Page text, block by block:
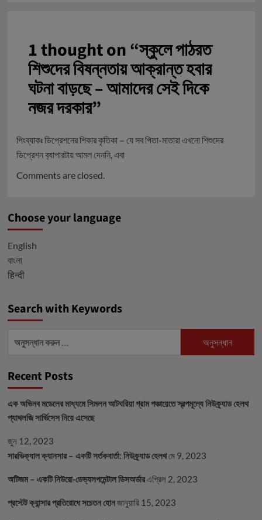
1 thought on “স্কুলে পাঠরত
শিশুদের বিষন্নতায় আক্রান্ত হবার
ঘটনা বাড়ছে – আমাদের সেই দিকে
নজর দরকার”
পিংব্যাকঃডিপ্রেশনের শিকার কৃতিকা – যে সব পিতা-মাতারা এখনো শিশুদের
ডিপ্রেশন ব‍্যাপারটায় আমল দেননি, এবা
Comments are closed.
Choose your language
English
বাংলা
हिन्दी
Search with Keywords
Recent Posts
এক অভিনব মডেলের মাধ্যমে সিমলন আটঘরিয়া গ্রাম পঞ্চায়েতে স্বল্পমূল্যে নিউক্র্যাড হেলথ
প্যাথলজি সার্ভিসেস নিয়ে এসেছে
জুন 12, 2023
সারভিক্যাল ক্যানসার – একটি সর্তকবার্তা: নিউক্র্যাড হেলথমে 9, 2023
অটিজম – একটি নিউরো-ডেভ্যলপমেন্টাল ডিসঅর্ডারএপ্রিল 2, 2023
প্রস্টেট ক্যান্সার প্রতিরোধে সচেতন হোনজানুয়ারি 15, 2023